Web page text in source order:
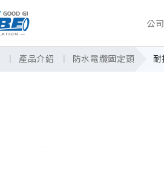
公
產品介紹 防水電纜固定頭 耐